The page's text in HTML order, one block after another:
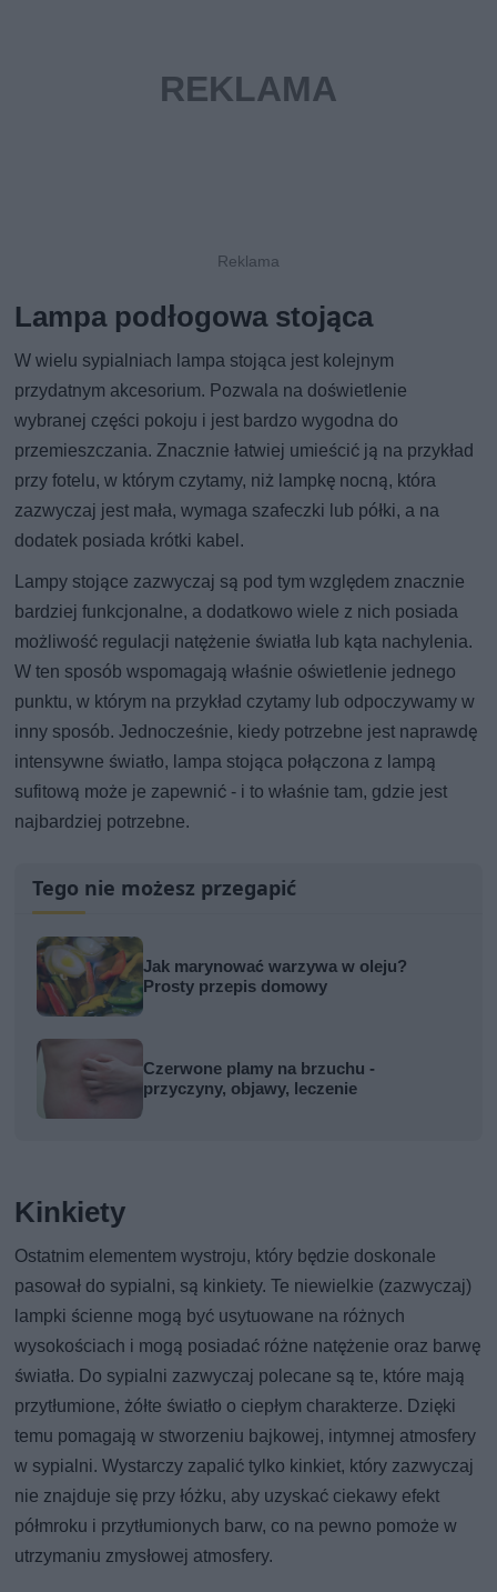
Lampa podłogowa stojąca
W wielu sypialniach lampa stojąca jest kolejnym
przydatnym akcesorium. Pozwala na doświetlenie
wybranej części pokoju i jest bardzo wygodna do
przemieszczania. Znacznie łatwiej umieścić ją na przykład
przy fotelu, w którym czytamy, niż lampkę nocną, która
zazwyczaj jest mała, wymaga szafeczki lub półki, a na
dodatek posiada krótki kabel.
Lampy stojące zazwyczaj są pod tym względem znacznie
bardziej funkcjonalne, a dodatkowo wiele z nich posiada
możliwość regulacji natężenie światła lub kąta nachylenia.
W ten sposób wspomagają właśnie oświetlenie jednego
punktu, w którym na przykład czytamy lub odpoczywamy w
inny sposób. Jednocześnie, kiedy potrzebne jest naprawdę
intensywne światło, lampa stojąca połączona z lampą
sufitową może je zapewnić - i to właśnie tam, gdzie jest
najbardziej potrzebne.
Tego nie możesz przegapić
Jak marynować warzywa w oleju?
Prosty przepis domowy
Czerwone plamy na brzuchu -
przyczyny, objawy, leczenie
Kinkiety
Ostatnim elementem wystroju, który będzie doskonale
pasował do sypialni, są kinkiety. Te niewielkie (zazwyczaj)
lampki ścienne mogą być usytuowane na różnych
wysokościach i mogą posiadać różne natężenie oraz barwę
światła. Do sypialni zazwyczaj polecane są te, które mają
przytłumione, żółte światło o ciepłym charakterze. Dzięki
temu pomagają w stworzeniu bajkowej, intymnej atmosfery
w sypialni. Wystarczy zapalić tylko kinkiet, który zazwyczaj
nie znajduje się przy łóżku, aby uzyskać ciekawy efekt
półmroku i przytłumionych barw, co na pewno pomoże w
utrzymaniu zmysłowej atmosfery.